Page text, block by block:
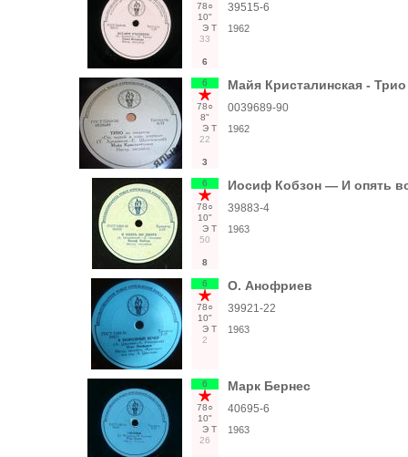
78○
10"
Э Т
33
6
39515-6
1962
6
78○
8"
Э Т
22
3
Майя Кристалинская -
0039689-90
1962
6
78○
10"
Э Т
50
8
Иосиф Кобзон — И опять
39883-4
1963
6
78○
10"
Э Т
2
О. Анофриев
39921-22
1963
6
78○
10"
Э Т
26
Марк Бернес
40695-6
1963